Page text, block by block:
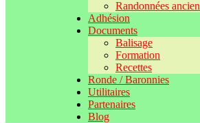
Randonnées
Adhésion
Documents
Balisage
Formation
Recettes
Ronde / Baronnies
Utilitaires
Partenaires
Blog